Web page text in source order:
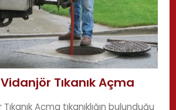
Tıkanık Açma
Açma tıkanıklığın bulunduğu